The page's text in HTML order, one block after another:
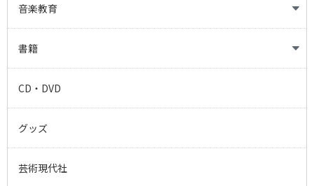
ウクレレ
マンドリン
ハープ
サクソフォーン
トランペット
トロンボーン
ホルン
ユーフォニアム
篠笛／尺八
和太鼓
金管アンサンブル
打楽器アンサンブル
和楽器アンサンブル
その他アンサンブル
合唱
オペラ
歌謡・ポピュラー
童謡・唱歌・愛唱歌
音楽教育
幼児教育
ソルフェージュ、聴音
書籍
専門書
読み物
CD・DVD
グッズ
芸術現代社